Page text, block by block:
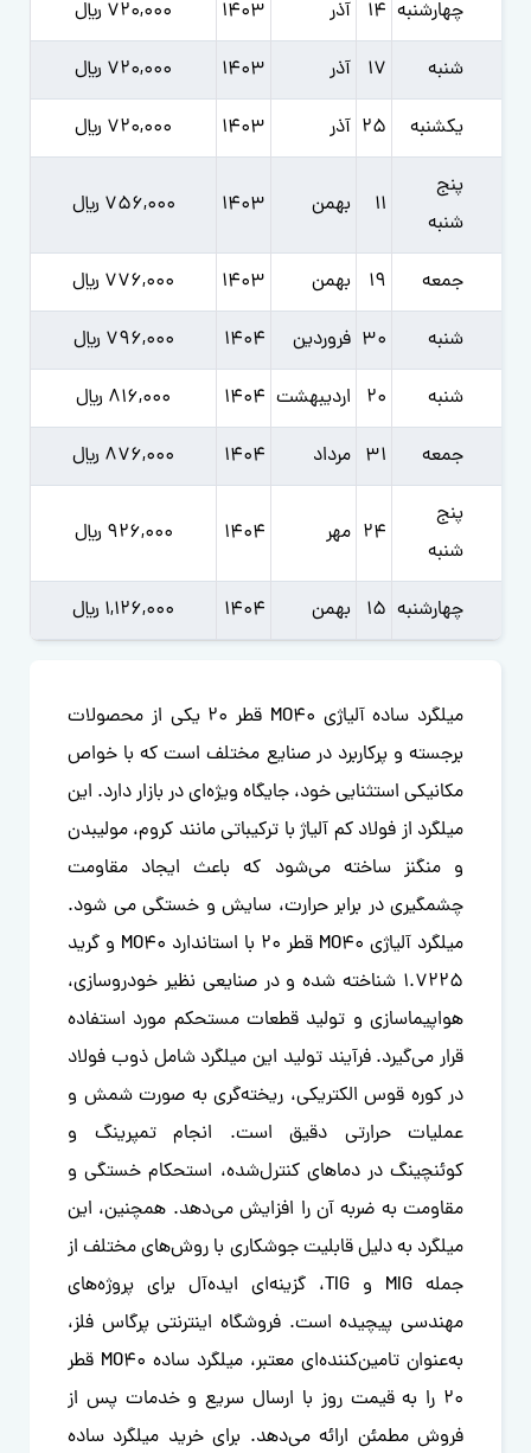
میلگرد ساده آلیاژی MO40 قطر 20 یکی از محصولات
برجسته و پرکاربرد در صنایع مختلف است که با خواص
مکانیکی استثنایی خود، جایگاه ویژه‌ای در بازار دارد. این
میلگرد از فولاد کم آلیاژ با ترکیباتی مانند کروم، مولیبدن
و منگنز ساخته می‌شود که باعث ایجاد مقاومت
چشمگیری در برابر حرارت، سایش و خستگی می شود.
میلگرد آلیاژی MO40 قطر 20 با استاندارد MO40 و گرید
1.7225 شناخته شده و در صنایعی نظیر خودروسازی،
هواپیماسازی و تولید قطعات مستحکم مورد استفاده
قرار می‌گیرد. فرآیند تولید این میلگرد شامل ذوب فولاد
در کوره قوس الکتریکی، ریخته‌گری به صورت شمش و
عملیات حرارتی دقیق است. انجام تمپرینگ و
کوئنچینگ در دماهای کنترل‌شده، استحکام خستگی و
مقاومت به ضربه آن را افزایش می‌دهد. همچنین، این
میلگرد به دلیل قابلیت جوشکاری با روش‌های مختلف از
جمله MIG و TIG، گزینه‌ای ایده‌آل برای پروژه‌های
مهندسی پیچیده است. فروشگاه اینترنتی پرگاس فلز،
به‌عنوان تامین‌کننده‌ای معتبر، میلگرد ساده MO40 قطر
20 را به قیمت‌ روز با ارسال سریع و خدمات پس از
فروش مطمئن ارائه می‌دهد. برای خرید میلگرد ساده
چهارشنبه 14 آذر 1403 720,000 ﷼
شنبه 17 آذر 1403 720,000 ﷼
یکشنبه 25 آذر 1403 720,000 ﷼
پنج
شنبه
11 بهمن 1403 756,000 ﷼
جمعه 19 بهمن 1403 776,000 ﷼
شنبه 30 فروردين 1404 796,000 ﷼
شنبه 20 ارديبهشت 1404 816,000 ﷼
جمعه 31 مرداد 1404 876,000 ﷼
پنج
شنبه
24 مهر 1404 926,000 ﷼
چهارشنبه 15 بهمن 1404 1,126,000 ﷼